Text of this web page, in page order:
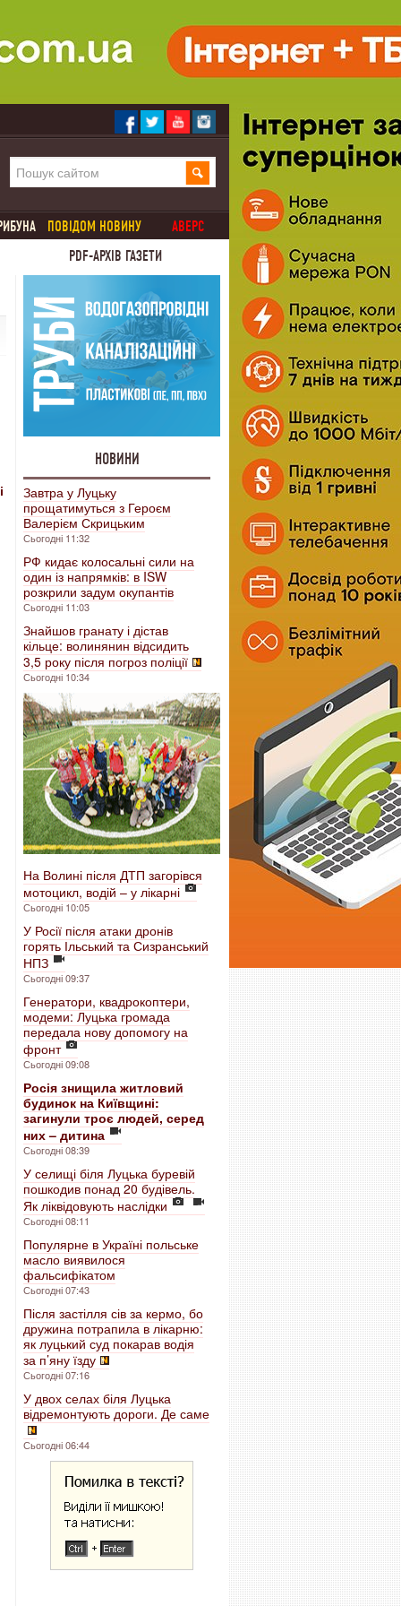
ПОВІДОМ НОВИНУ
АВЕРС
PDF-АРХІВ ГАЗЕТИ
НОВИНИ
Завтра у Луцьку
прощатимуться з Героєм
Валерієм Скрицьким
Сьогодні 11:32
РФ кидає колосальні сили на
один із напрямків: в ISW
розкрили задум окупантів
Сьогодні 11:03
Знайшов гранату і дістав
кільце: волинянин відсидить
3,5 року після погроз поліції
Сьогодні 10:34
На Волині після ДТП загорівся
мотоцикл, водій – у лікарні
Сьогодні 10:05
У Росії після атаки дронів
горять Ільський та Сизранський
НПЗ
Сьогодні 09:37
Генератори, квадрокоптери,
модеми: Луцька громада
передала нову допомогу на
фронт
Сьогодні 09:08
Росія знищила житловий
будинок на Київщині:
загинули троє людей, серед
них – дитина
Сьогодні 08:39
У селищі біля Луцька буревій
пошкодив понад 20 будівель.
Як ліквідовують наслідки
Сьогодні 08:11
Популярне в Україні польське
масло виявилося
фальсифікатом
Сьогодні 07:43
Після застілля сів за кермо, бо
дружина потрапила в лікарню:
як луцький суд покарав водія
за п’яну їзду
Сьогодні 07:16
У двох селах біля Луцька
відремонтують дороги. Де саме
Сьогодні 06:44